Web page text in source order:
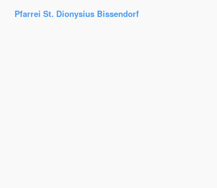
Pfarrei St. Dionysius Bissendorf